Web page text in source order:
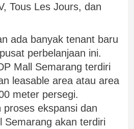
Tous Les Jours, dan
ada banyak tenant baru
perbelanjaan ini.
Mall Semarang terdiri
leasable area atau area
meter persegi.
proses ekspansi dan
Semarang akan terdiri